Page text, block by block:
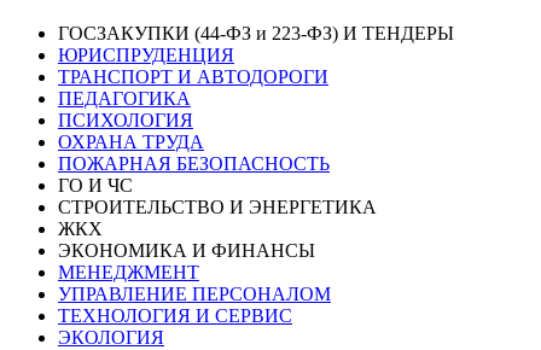
ГОСЗАКУПКИ (44-ФЗ и 223-ФЗ) И ТЕНДЕРЫ
ЮРИСПРУДЕНЦИЯ
ТРАНСПОРТ И АВТОДОРОГИ
ПЕДАГОГИКА
ПСИХОЛОГИЯ
ОХРАНА ТРУДА
ПОЖАРНАЯ БЕЗОПАСНОСТЬ
ГО И ЧС
СТРОИТЕЛЬСТВО И ЭНЕРГЕТИКА
ЖКХ
ЭКОНОМИКА И ФИНАНСЫ
МЕНЕДЖМЕНТ
УПРАВЛЕНИЕ ПЕРСОНАЛОМ
ТЕХНОЛОГИЯ И СЕРВИС
ЭКОЛОГИЯ